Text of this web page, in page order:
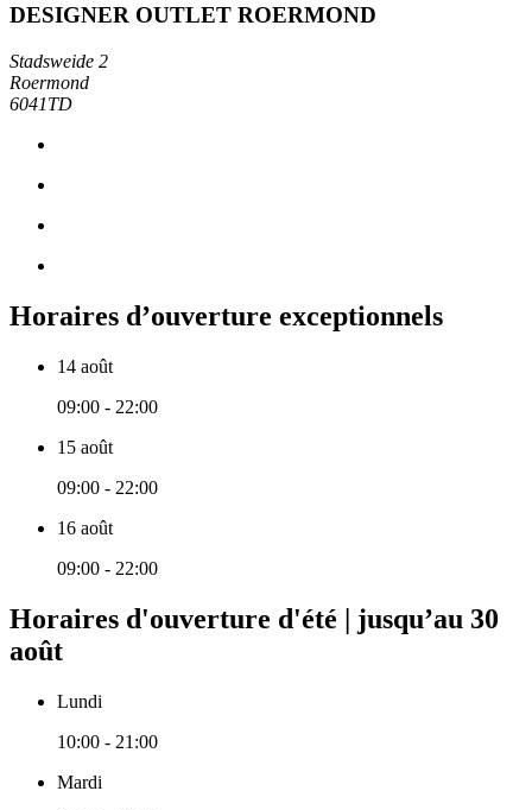
DESIGNER OUTLET ROERMOND
Stadsweide 2
Roermond
6041TD
Horaires d’ouverture exceptionnels
14 août
09:00 - 22:00
15 août
09:00 - 22:00
16 août
09:00 - 22:00
Horaires d'ouverture d'été | jusqu’au 30
août
Lundi
10:00 - 21:00
Mardi